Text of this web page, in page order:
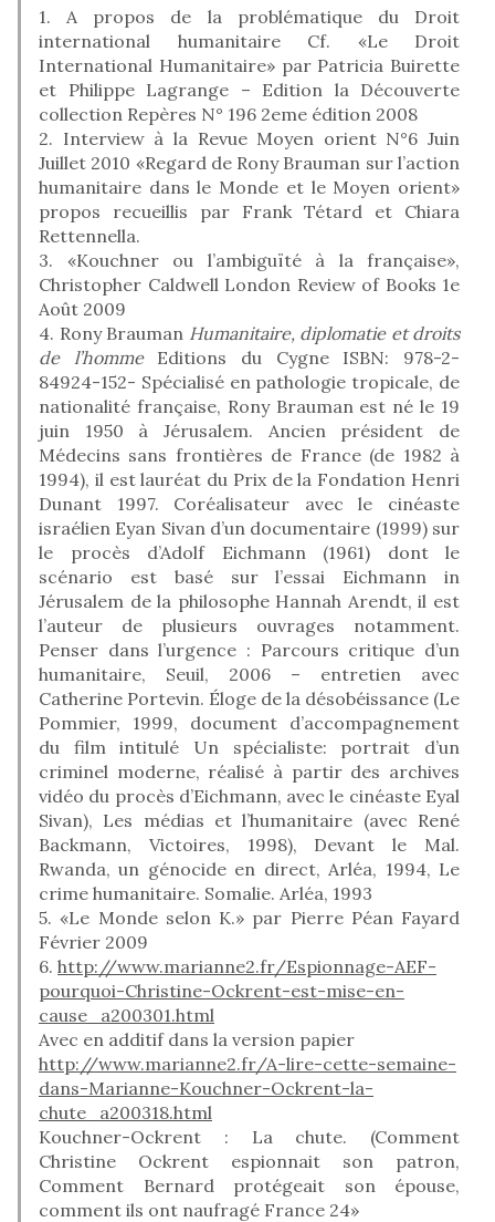
1. A propos de la problématique du Droit
international humanitaire Cf. «Le Droit
International Humanitaire» par Patricia Buirette
et Philippe Lagrange – Edition la Découverte
collection Repères N° 196 2eme édition 2008
2. Interview à la Revue Moyen orient N°6 Juin
Juillet 2010 «Regard de Rony Brauman sur l’action
humanitaire dans le Monde et le Moyen orient»
propos recueillis par Frank Tétard et Chiara
Rettennella.
3. «Kouchner ou l’ambiguïté à la française»,
Christopher Caldwell London Review of Books 1e
Août 2009
4. Rony Brauman Humanitaire, diplomatie et droits
de l’hommeEditions du Cygne ISBN: 978-2-
84924-152- Spécialisé en pathologie tropicale, de
nationalité française, Rony Brauman est né le 19
juin 1950 à Jérusalem. Ancien président de
Médecins sans frontières de France (de 1982 à
1994), il est lauréat du Prix de la Fondation Henri
Dunant 1997. Coréalisateur avec le cinéaste
israélien Eyan Sivan d’un documentaire (1999) sur
le procès d’Adolf Eichmann (1961) dont le
scénario est basé sur l’essai Eichmann in
Jérusalem de la philosophe Hannah Arendt, il est
l’auteur de plusieurs ouvrages notamment.
Penser dans l’urgence : Parcours critique d’un
humanitaire, Seuil, 2006 – entretien avec
Catherine Portevin. Éloge de la désobéissance (Le
Pommier, 1999, document d’accompagnement
du film intitulé Un spécialiste: portrait d’un
criminel moderne, réalisé à partir des archives
vidéo du procès d’Eichmann, avec le cinéaste Eyal
Sivan), Les médias et l’humanitaire (avec René
Backmann, Victoires, 1998), Devant le Mal.
Rwanda, un génocide en direct, Arléa, 1994, Le
crime humanitaire. Somalie. Arléa, 1993
5. «Le Monde selon K.» par Pierre Péan Fayard
Février 2009
6. http://www.marianne2.fr/Espionnage-AEF-
pourquoi-Christine-Ockrent-est-mise-en-
cause_a200301.html
Avec en additif dans la version papier
http://www.marianne2.fr/A-lire-cette-semaine-
dans-Marianne-Kouchner-Ockrent-la-
chute_a200318.html
Kouchner-Ockrent : La chute. (Comment
Christine Ockrent espionnait son patron,
Comment Bernard protégeait son épouse,
comment ils ont naufragé France 24»